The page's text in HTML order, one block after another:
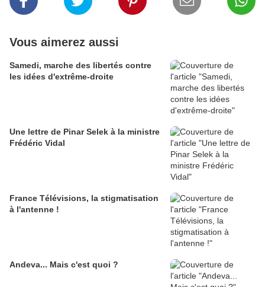
Vous aimerez aussi
Samedi, marche des libertés contre
les idées d'extrême-droite
Une lettre de Pinar Selek à la ministre
Frédéric Vidal
France Télévisions, la stigmatisation
à l'antenne !
Andeva... Mais c'est quoi ?